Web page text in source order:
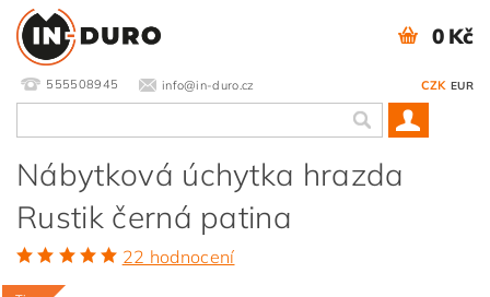
555508945 info@in-duro.cz CZK EUR
0 Kč
Nábytková úchytka hrazda
Rustik černá patina
22 hodnocení